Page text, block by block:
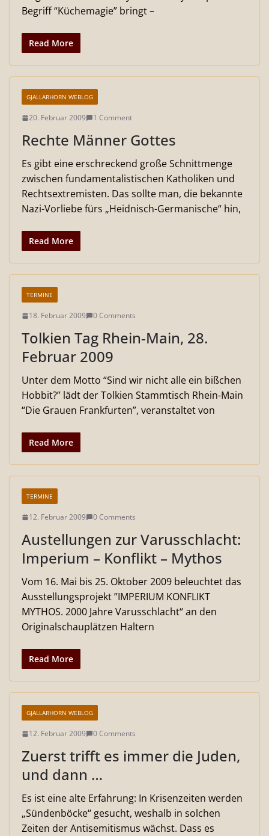
Begriff “Küchemagie” bringt –
Read More
GJALLARHORN WEBLOG
20. Februar 2009 1 Comment
Rechte Männer Gottes
Es gibt eine erschreckend große Schnittmenge
zwischen fundamentalistischen Katholiken und
Rechtsextremisten. Das sollte man, die bekannte
Nazi-Vorliebe fürs „Heidnisch-Germanische“ hin,
Read More
TERMINE
18. Februar 2009 0 Comments
Tolkien Tag Rhein-Main, 28.
Februar 2009
Unter dem Motto “Sind wir nicht alle ein bißchen
Hobbit?” lädt der Tolkien Stammtisch Rhein-Main
“Die Grauen Frankfurten”, veranstaltet von
Read More
TERMINE
12. Februar 2009 0 Comments
Austellungen zur Varusschlacht:
Imperium – Konflikt – Mythos
Vom 16. Mai bis 25. Oktober 2009 beleuchtet das
Ausstellungsprojekt ”IMPERIUM KONFLIKT
MYTHOS. 2000 Jahre Varusschlacht“ an den
Originalschauplätzen Haltern
Read More
GJALLARHORN WEBLOG
12. Februar 2009 0 Comments
Zuerst trifft es immer die Juden,
und dann …
Es ist eine alte Erfahrung: In Krisenzeiten werden
„Sündenböcke“ gesucht, weshalb in solchen
Zeiten der Antisemitismus wächst. Dass es